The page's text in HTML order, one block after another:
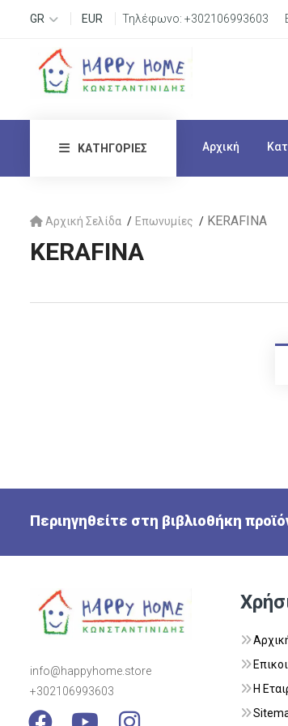
GR EUR Τηλέφωνο: +302106993603
ΚΑΤΗΓΟΡΊΕΣ Αρχική
Αρχική Σελίδα Επωνυμίες KERAFINA
KERAFINA
Περιηγηθείτε στη βιβλιοθήκη
info@happyhome.store
+302106993603
Visit Link
Visit LinkVisit Link
Η